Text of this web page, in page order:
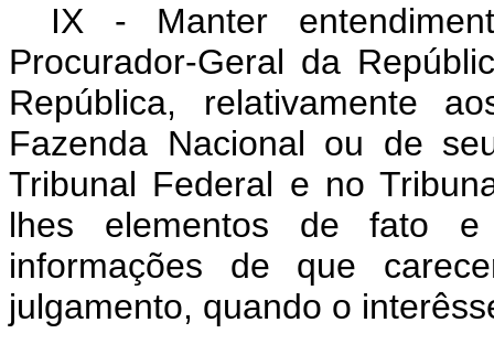
IX - Manter
Procurador-Geral da
República, relativamente
Fazenda Nacional ou de
Tribunal Federal e no
lhes elementos de fato
informações de que
julgamento, quando o